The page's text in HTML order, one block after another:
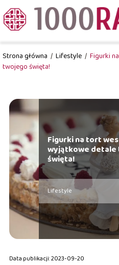
Strona główna / Lifestyle / Figurki
twojego święta!
Figurki na tort
wyjątkowe detale
święta!
Lifestyle
Data publikacji: 2023-09-20